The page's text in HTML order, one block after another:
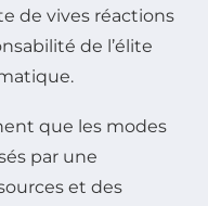
de vives réactions
de l’élite
que les modes
par une
et des